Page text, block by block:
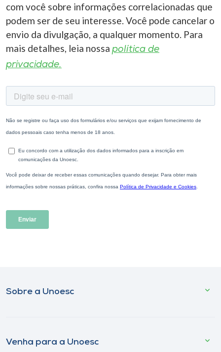
com você sobre informações correlacionadas que
podem ser de seu interesse. Você pode cancelar o
envio da divulgação, a qualquer momento. Para
mais detalhes, leia nossa política de
privacidade.
Sobre a Unoesc
Venha para a Unoesc